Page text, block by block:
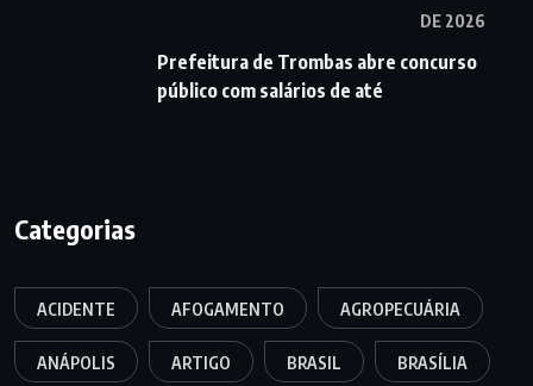
DE 2026
Prefeitura de Trombas abre concurso
público com salários de até
Categorias
ACIDENTE AFOGAMENTO AGROPECUÁRIA
ANÁPOLIS ARTIGO BRASIL BRASÍLIA